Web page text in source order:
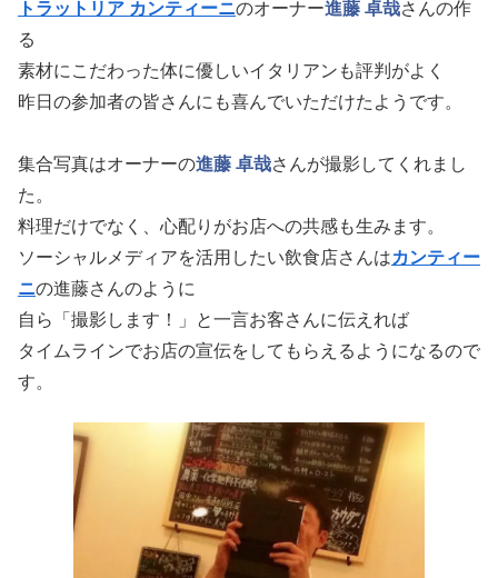
トラットリア カンティーニのオーナー進藤 卓哉さんの作
る
素材にこだわった体に優しいイタリアンも評判がよく
昨日の参加者の皆さんにも喜んでいただけたようです。
集合写真はオーナーの進藤 卓哉さんが撮影してくれまし
た。
料理だけでなく、心配りがお店への共感も生みます。
ソーシャルメディアを活用したい飲食店さんはカンティー
ニの進藤さんのように
自ら「撮影します！」と一言お客さんに伝えれば
タイムラインでお店の宣伝をしてもらえるようになるので
す。